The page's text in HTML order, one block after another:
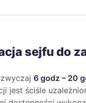
sejfu do
6 godz – 20
jest ściśle